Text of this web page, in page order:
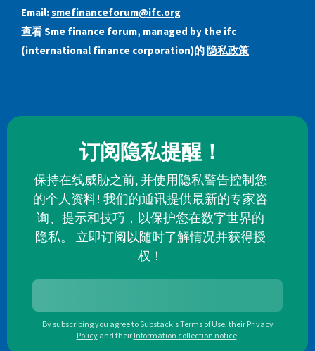
Email:smefinanceforum@ifc.org
查看 Sme finance forum, managed by the ifc
(international finance corporation)的 隐私政策
订阅隐私提醒！
保持在线威胁之前, 并使用隐私警告控制您
的个人资料! 我们的通讯提供最新的专家咨
询、提示和技巧，以保护您在数字世界的
隐私。 立即订阅以随时了解情况并获得授
权！
By subscribing you agree toSubstack's Terms of Use, their Privacy
Policy and their Information collection notice.